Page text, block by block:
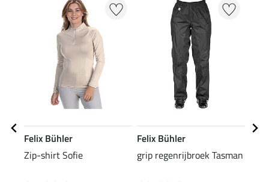
Felix Bühler
Zip-shirt Sofie
Felix Bühler
grip regenrijbroek Tasman